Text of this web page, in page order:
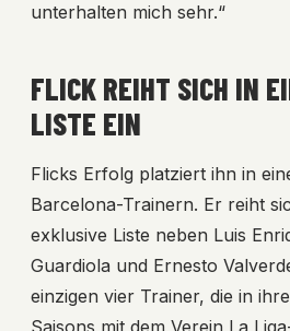
unterhalten mich sehr.“
FLICK REIHT SICH IN
LISTE EIN
Flicks Erfolg platziert ihn in
Barcelona-Trainern. Er reiht
exklusive Liste neben Luis
Guardiola und Ernesto
einzigen vier Trainer, die in